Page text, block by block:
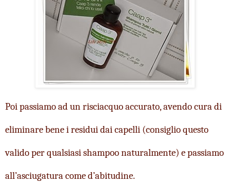
Poi passiamo ad un risciacquo accurato, avendo cura di
eliminare bene i residui dai capelli (consiglio questo
valido per qualsiasi shampoo naturalmente) e passiamo
all’asciugatura come d’abitudine.